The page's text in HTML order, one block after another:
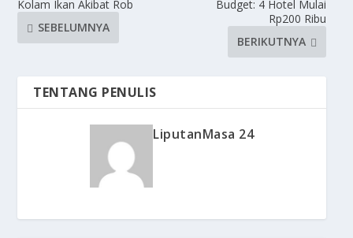
Kolam Ikan Akibat Rob
SEBELUMNYA
Budget: 4 Hotel Mulai
Rp200 Ribu
BERIKUTNYA
TENTANG PENULIS
LiputanMasa 24